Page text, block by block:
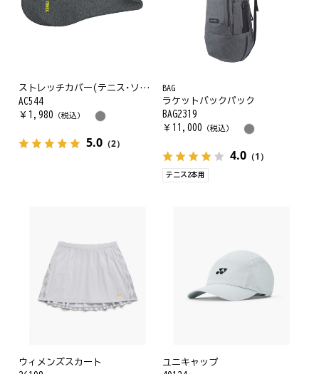
ストレッチカバー(テニス･ソフトテニス)
AC544
￥ 1,980 （税込）
5.0 （2）
BAG
ラケットバックパック
BAG2319
￥ 11,000 （税込）
4.0（1）
テニス2本用
ウィメンズスカート
ユニキャップ